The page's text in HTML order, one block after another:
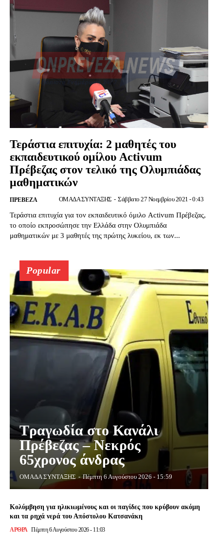
Τεράστια επιτυχία: 2 μαθητές του
εκπαιδευτικού ομίλου Activum
Πρέβεζας στον τελικό της Ολυμπιάδας
μαθηματικών
ΠΡΕΒΕΖΑ ΟΜΑΔΑ ΣΥΝΤΑΞΗΣ - Σάββατο 27 Νοεμβρίου 2021 - 0:43
Τεράστια επιτυχία για τον εκπαιδευτικό όμιλο Activum Πρέβεζας,
το οποίο εκπροσώπησε την Ελλάδα στην Ολυμπιάδα
μαθηματικών με 3 μαθητές της πρώτης λυκείου, εκ των...
Popular
Τραγωδία στο Κανάλι
Πρέβεζας – Νεκρός
65χρονος άνδρας
ΟΜΑΔΑ ΣΥΝΤΑΞΗΣ - Πέμπτη 6 Αυγούστου 2026 - 15:59
Κολύμβηση για ηλικιωμένους και οι παγίδες που κρύβουν ακόμη
και τα ρηχά νερά του Απόστολου Κατσανάκη
ΑΡΘΡΑ Πέμπτη 6 Αυγούστου 2026 - 11:03